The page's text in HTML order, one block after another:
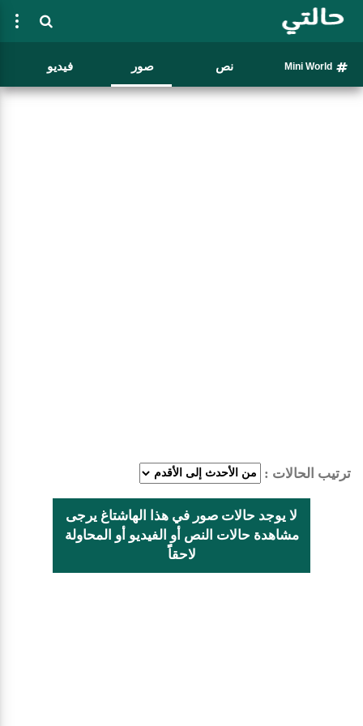
Mini World نص صور فيديو
ترتيب الحالات :
لا يوجد حالات صور في هذا الهاشتاغ يرجى
مشاهدة حالات النص أو الفيديو أو المحاولة
لاحقاًً